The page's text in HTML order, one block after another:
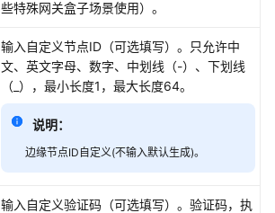
些特殊网关盒子场景使用）。
输入自定义节点ID（可选填写）。只允许中
文、英文字母、数字、中划线（-）、下划线
（_），最小长度1，最大长度64。
说明：
边缘节点ID自定义(不输入默认生成)。
输入自定义验证码（可选填写）。验证码，执